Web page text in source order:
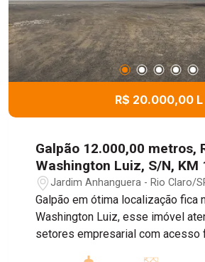
R$ 20.000,00 L
Galpão 12.000,00 metros,
Washington Luiz, S/N, KM
Anhanguera, Rio Claro-SP.
Jardim Anhanguera - Rio Claro/
Galpão em ótima localização fica
Washington Luiz, esse imóvel
setores empresarial com acesso